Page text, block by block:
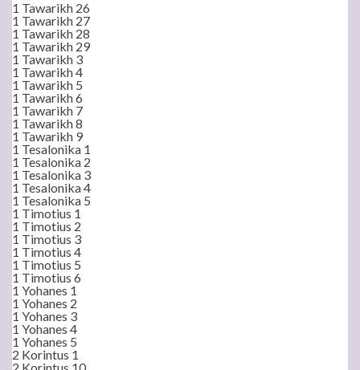
1 Tawarikh 26
1 Tawarikh 27
1 Tawarikh 28
1 Tawarikh 29
1 Tawarikh 3
1 Tawarikh 4
1 Tawarikh 5
1 Tawarikh 6
1 Tawarikh 7
1 Tawarikh 8
1 Tawarikh 9
1 Tesalonika 1
1 Tesalonika 2
1 Tesalonika 3
1 Tesalonika 4
1 Tesalonika 5
1 Timotius 1
1 Timotius 2
1 Timotius 3
1 Timotius 4
1 Timotius 5
1 Timotius 6
1 Yohanes 1
1 Yohanes 2
1 Yohanes 3
1 Yohanes 4
1 Yohanes 5
2 Korintus 1